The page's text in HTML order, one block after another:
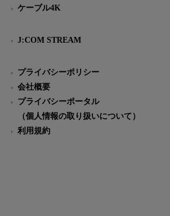
ケーブル4K
J:COM STREAM
プライバシーポリシー
会社概要
プライバシーポータル
（個人情報の取り扱いについて）
利用規約